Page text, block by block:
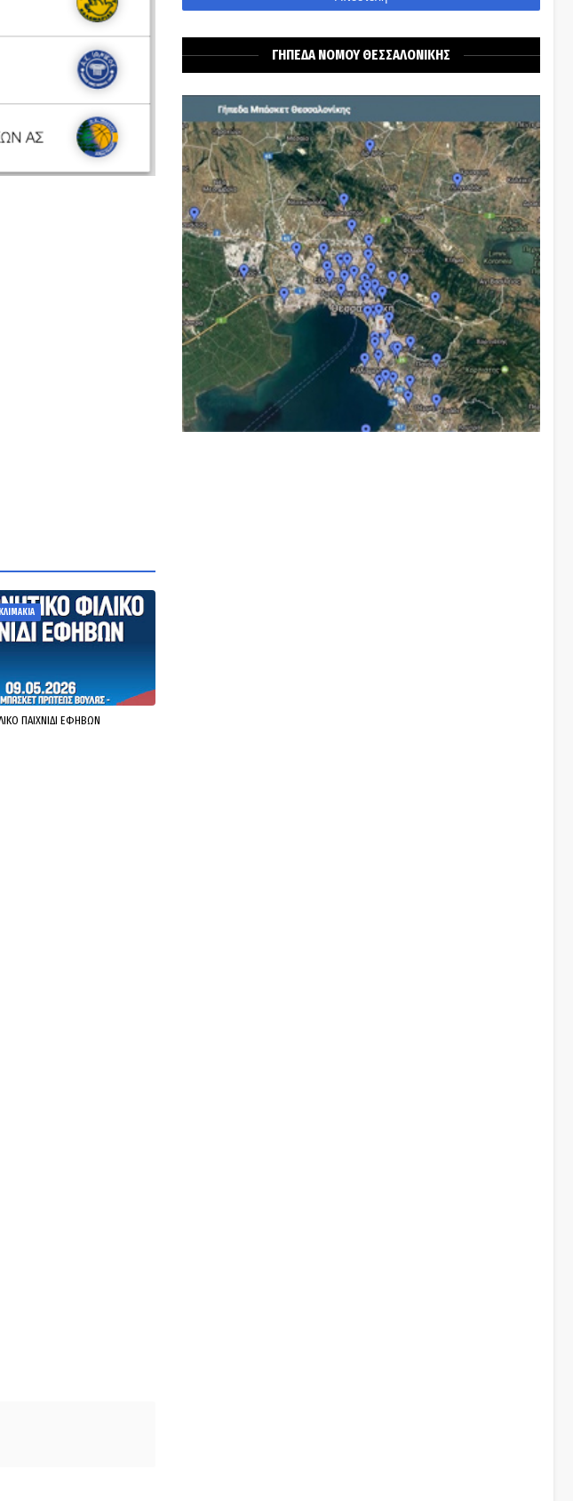
ΠΑΙΧΝΙΔΙ ΕΦΗΒΩΝ
ΓΗΠΕΔΑ ΝΟΜΟΥ ΘΕΣΣΑΛΟΝΙΚΗΣ